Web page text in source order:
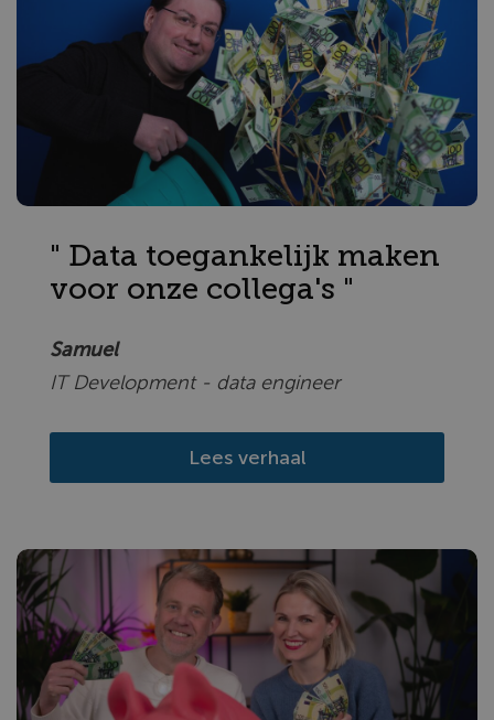
" Data toegankelijk maken
voor onze collega's "
Samuel
IT Development - data engineer
Lees verhaal